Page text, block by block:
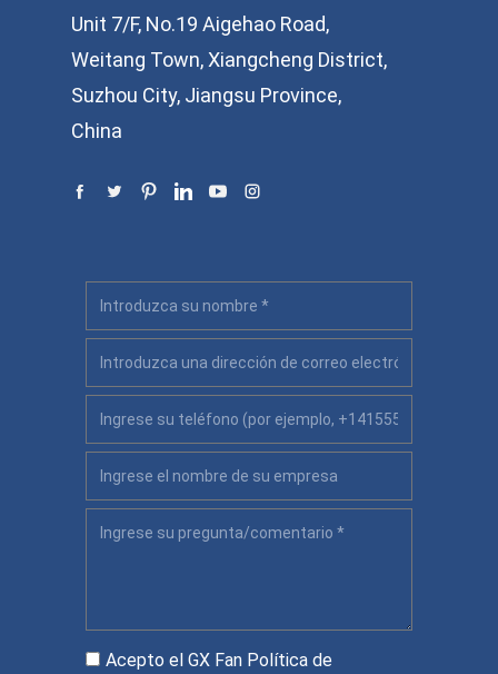
Unit 7/F, No.19 Aigehao Road,
Weitang Town, Xiangcheng District,
Suzhou City, Jiangsu Province,
China
Acepto el GX Fan Política de